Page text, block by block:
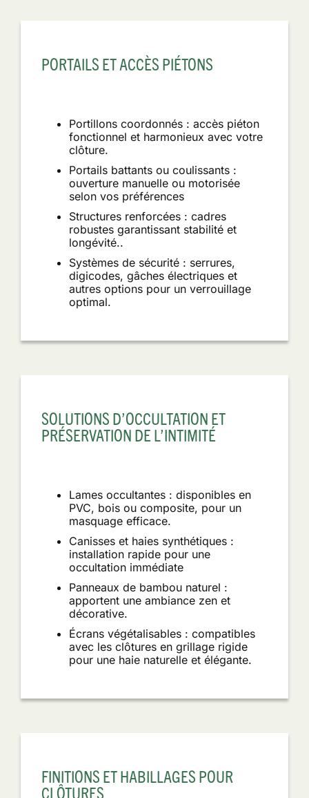
PORTAILS ET ACCÈS PIÉTONS
Portillons coordonnés : accès piéton
fonctionnel et harmonieux avec votre
clôture.
Portails battants ou coulissants :
ouverture manuelle ou motorisée
selon vos préférences
Structures renforcées : cadres
robustes garantissant stabilité et
longévité..
Systèmes de sécurité : serrures,
digicodes, gâches électriques et
autres options pour un verrouillage
optimal.
SOLUTIONS D’OCCULTATION ET
PRÉSERVATION DE L’INTIMITÉ
Lames occultantes : disponibles en
PVC, bois ou composite, pour un
masquage efficace.
Canisses et haies synthétiques :
installation rapide pour une
occultation immédiate
Panneaux de bambou naturel :
apportent une ambiance zen et
décorative.
Écrans végétalisables : compatibles
avec les clôtures en grillage rigide
pour une haie naturelle et élégante.
FINITIONS ET HABILLAGES POUR
CLÔTURES